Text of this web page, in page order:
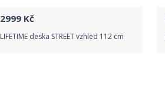
2999 Kč
LIFETIME deska STREET vzhled 112 cm